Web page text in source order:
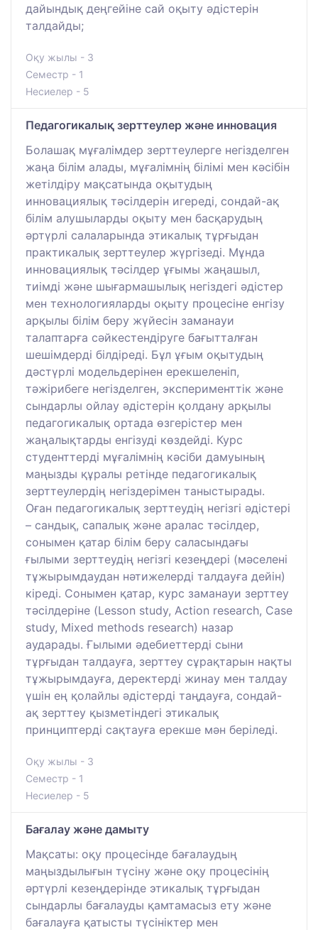
дайындық деңгейіне сай оқыту әдістерін
талдайды;
Оқу жылы - 3
Семестр - 1
Несиелер - 5
Педагогикалық зерттеулер және инновация
Болашақ мұғалімдер зерттеулерге негізделген
жаңа білім алады, мұғалімнің білімі мен кәсібін
жетілдіру мақсатында оқытудың
инновациялық тәсілдерін игереді, сондай-ақ
білім алушыларды оқыту мен басқарудың
әртүрлі салаларында этикалық тұрғыдан
практикалық зерттеулер жүргізеді. Мұнда
инновациялық тәсілдер ұғымы жаңашыл,
тиімді және шығармашылық негіздегі әдістер
мен технологияларды оқыту процесіне енгізу
арқылы білім беру жүйесін заманауи
талаптарға сәйкестендіруге бағытталған
шешімдерді білдіреді. Бұл ұғым оқытудың
дәстүрлі модельдерінен ерекшеленіп,
тәжірибеге негізделген, эксперименттік және
сындарлы ойлау әдістерін қолдану арқылы
педагогикалық ортада өзгерістер мен
жаңалықтарды енгізуді көздейді. Курс
студенттерді мұғалімнің кәсіби дамуының
маңызды құралы ретінде педагогикалық
зерттеулердің негіздерімен таныстырады.
Оған педагогикалық зерттеудің негізгі әдістері
– сандық, сапалық және аралас тәсілдер,
сонымен қатар білім беру саласындағы
ғылыми зерттеудің негізгі кезеңдері (мәселені
тұжырымдаудан нәтижелерді талдауға дейін)
кіреді. Сонымен қатар, курс заманауи зерттеу
тәсілдеріне (Lesson study, Action research, Case
study, Mixed methods research) назар
аударады. Ғылыми әдебиеттерді сыни
тұрғыдан талдауға, зерттеу сұрақтарын нақты
тұжырымдауға, деректерді жинау мен талдау
үшін ең қолайлы әдістерді таңдауға, сондай-
ақ зерттеу қызметіндегі этикалық
принциптерді сақтауға ерекше мән беріледі.
Оқу жылы - 3
Семестр - 1
Несиелер - 5
Бағалау және дамыту
Мақсаты: оқу процесінде бағалаудың
маңыздылығын түсіну және оқу процесінің
әртүрлі кезеңдерінде этикалық тұрғыдан
сындарлы бағалауды қамтамасыз ету және
бағалауға қатысты түсініктер мен